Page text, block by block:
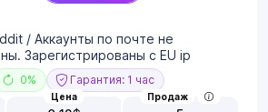
/ Аккаунты по почте не
Зарегистрированы с EU ip
0% Гарантия: 1 час
Цена Продаж